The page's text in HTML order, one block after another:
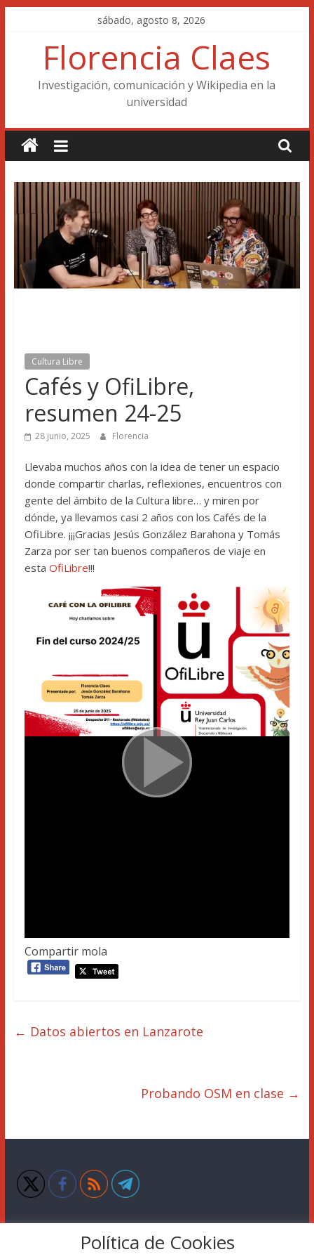
contenido
sábado, agosto 8, 2026
Florencia Claes
Investigación, comunicación y Wikipedia en la
universidad
Cultura Libre
Cafés y OfiLibre,
resumen 24-25
28 junio, 2025 Florencia
Llevaba muchos años con la idea de tener un espacio
donde compartir charlas, reflexiones, encuentros con
gente del ámbito de la Cultura libre… y miren por
dónde, ya llevamos casi 2 años con los Cafés de la
OfiLibre. ¡¡¡Gracias Jesús González Barahona y Tomás
Zarza por ser tan buenos compañeros de viaje en
esta OfiLibre!!!
Compartir mola
← Datos abiertos en Lanzarote
Probando OSM en clase →
Política de Cookies